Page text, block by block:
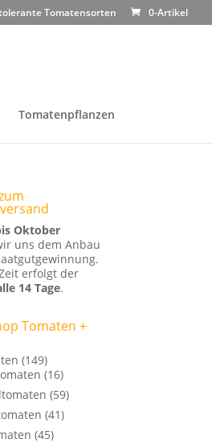
Tomatensorten 0-Artikel
Tomatenpflanzen
Oktober
uns dem Anbau
erfolgt der
14 Tage.
Tomaten +
(149)
(16)
(59)
(41)
(45)